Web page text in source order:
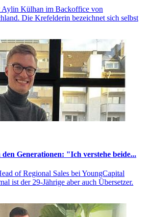
Aylin Külhan im Backoffice von
Die Krefelderin bezeichnet sich selbst
Generationen: "Ich verstehe beide...
of Regional Sales bei YoungCapital
ist der 29-Jährige aber auch Übersetzer.